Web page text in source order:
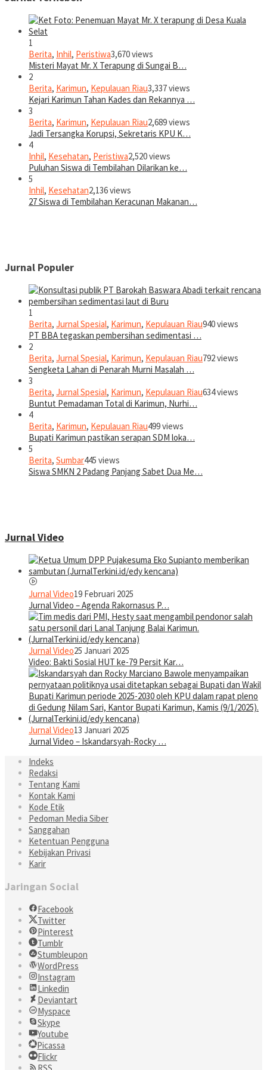
1
Berita, Inhil, Peristiwa3,670 views
Misteri Mayat Mr. X Terapung di Sungai B…
2
Berita, Karimun, Kepulauan Riau3,337 views
Kejari Karimun Tahan Kades dan Rekannya …
3
Berita, Karimun, Kepulauan Riau2,689 views
Jadi Tersangka Korupsi, Sekretaris KPU K…
4
Inhil, Kesehatan, Peristiwa2,520 views
Puluhan Siswa di Tembilahan Dilarikan ke…
5
Inhil, Kesehatan2,136 views
27 Siswa di Tembilahan Keracunan Makanan…
Jurnal Populer
1
Berita, Jurnal Spesial, Karimun, Kepulauan Riau940 views
PT BBA tegaskan pembersihan sedimentasi …
2
Berita, Jurnal Spesial, Karimun, Kepulauan Riau792 views
Sengketa Lahan di Penarah Murni Masalah …
3
Berita, Jurnal Spesial, Karimun, Kepulauan Riau634 views
Buntut Pemadaman Total di Karimun, Nurhi…
4
Berita, Karimun, Kepulauan Riau499 views
Bupati Karimun pastikan serapan SDM loka…
5
Berita, Sumbar445 views
Siswa SMKN 2 Padang Panjang Sabet Dua Me…
Jurnal Video
Jurnal Video19 Februari 2025
Jurnal Video – Agenda Rakornasus P…
Jurnal Video25 Januari 2025
Video: Bakti Sosial HUT ke-79 Persit Kar…
Jurnal Video13 Januari 2025
Jurnal Video – Iskandarsyah-Rocky …
Indeks
Redaksi
Tentang Kami
Kontak Kami
Kode Etik
Pedoman Media Siber
Sanggahan
Ketentuan Pengguna
Kebijakan Privasi
Karir
Jaringan Social
Facebook
Twitter
Pinterest
Tumblr
Stumbleupon
WordPress
Instagram
Linkedin
Deviantart
Myspace
Skype
Youtube
Picassa
Flickr